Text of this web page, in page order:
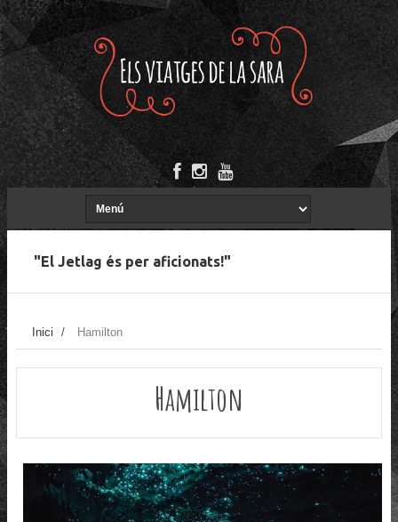
"El Jetlag és per aficionats!"
Inici / Hamilton
Hamilton